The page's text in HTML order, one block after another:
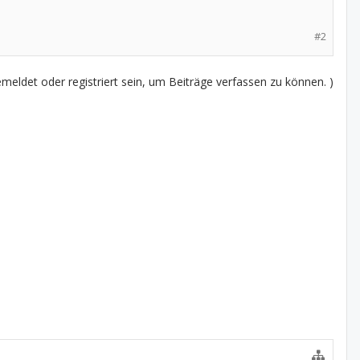
#2
oder registriert sein, um Beiträge verfassen zu können. )